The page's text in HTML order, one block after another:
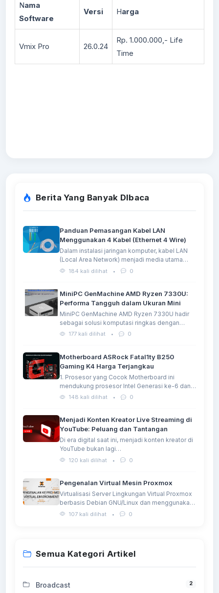
Nama
Software
Versi Harga
Vmix Pro 26.0.24
Rp. 1.000.000,- Life
Time
Berita Yang Banyak DIbaca
Panduan Pemasangan Kabel LAN
Menggunakan 4 Kabel (Ethernet 4 Wire)
Dalam instalasi jaringan komputer, kabel LAN
(Local Area Network) menjadi media utama…
184 kali dilihat • 0
MiniPC GenMachine AMD Ryzen 7330U:
Performa Tangguh dalam Ukuran Mini
MiniPC GenMachine AMD Ryzen 7330U hadir
sebagai solusi komputasi ringkas dengan
performa…
177 kali dilihat • 0
Motherboard ASRock Fatal1ty B250
Gaming K4 Harga Terjangkau
1. Prosesor yang Cocok Motherboard ini
mendukung prosesor Intel Generasi ke-6 dan…
148 kali dilihat • 0
Menjadi Konten Kreator Live Streaming di
YouTube: Peluang dan Tantangan
Di era digital saat ini, menjadi konten kreator di
YouTube bukan lagi…
120 kali dilihat • 0
Pengenalan Virtual Mesin Proxmox
Virtualisasi Server Lingkungan Virtual Proxmox
berbasis Debian GNU/Linux dan menggunakan
Kernel Linux…
107 kali dilihat • 0
Semua Kategori Artikel
Broadcast 2